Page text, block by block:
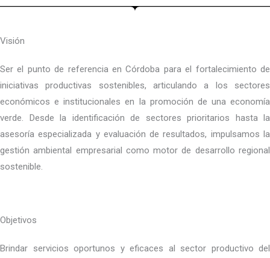
Visión
Ser el punto de referencia en Córdoba para el fortalecimiento de
iniciativas productivas sostenibles, articulando a los sectores
económicos e institucionales en la promoción de una economía
verde. Desde la identificación de sectores prioritarios hasta la
asesoría especializada y evaluación de resultados, impulsamos la
gestión ambiental empresarial como motor de desarrollo regional
sostenible.
Objetivos
Brindar servicios oportunos y eficaces al sector productivo del